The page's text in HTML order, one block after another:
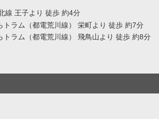
線 王子より 徒歩 約4分
トラム（都電荒川線） 栄町より 徒歩 約7分
トラム（都電荒川線） 飛鳥山より 徒歩 約8分